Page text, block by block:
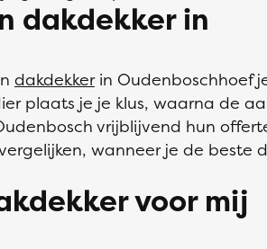
dakdekker in
dakdekkerin Oudenboschhoef
plaats je je klus, waarna de
vrijblijvend hun
wanneer je de beste
voor mij